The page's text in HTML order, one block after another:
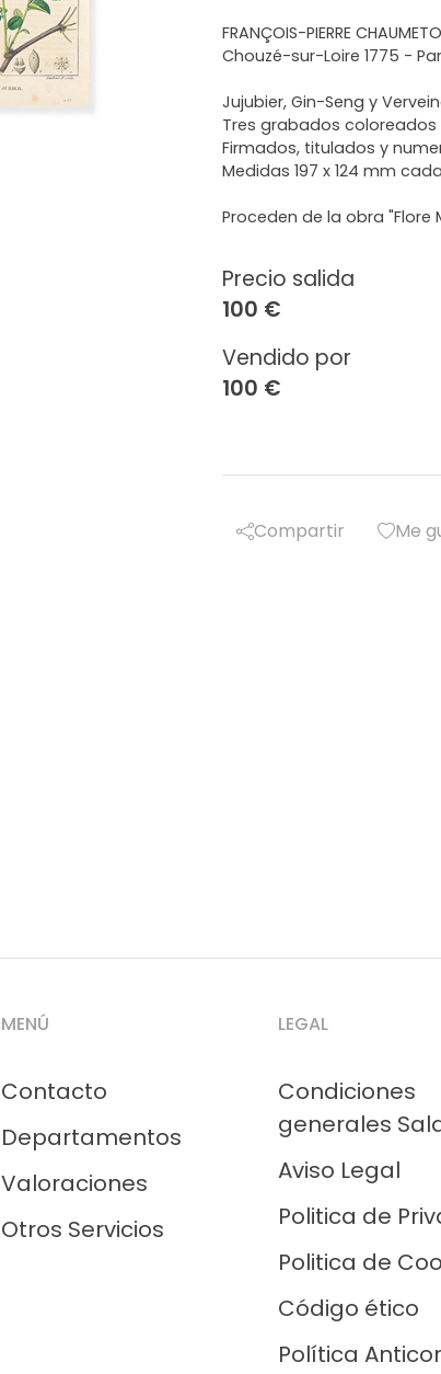
Precio salida
100 €
Vendido por
100 €
FRANÇOIS-PIERRE
Chouzé-sur-Loire 1775 -
Jujubier, Gin-Seng y
Tres grabados
Firmados, titulados y
Medidas 197 x 124 mm
Proceden de la obra "Flore
Compartir Me
MENÚ
Contacto
Departamentos
Valoraciones
Otros Servicios
LEGAL
Condiciones
generales
Aviso Legal
Politica de
Politica de
Código ético
Política